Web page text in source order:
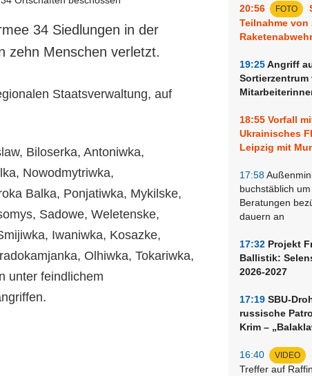
20:56 FOTO
Teilnahme von
19:25Angriff
18:55 Vorfall
Ukrainisches
Leipzig mit
17:58
buchstäblich
Beratungen
dauern an
17:32 Projekt
Ballistik:
2026-2027
17:19 SBU-
russische
Krim –
16:40 VIDEO
Treffer auf
34 Siedlungen in der
zehn Menschen verletzt.
Staatsverwaltung, auf
Biloserka, Antoniwka,
Nowodmytriwka,
Balka, Ponjatiwka, Mykilske,
Sadowe, Weletenske,
Iwaniwka, Kosazke,
Olhiwka, Tokariwka,
unter feindlichem